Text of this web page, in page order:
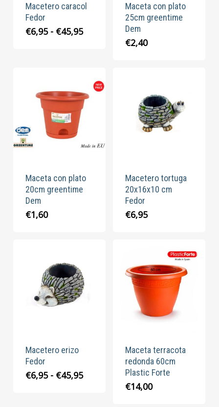
Macetero caracol
Fedor
€6,95 - €45,95Rango
hasta
€45,95
Maceta con plato
25cm greentime
Dem
€2,40
Maceta con plato
20cm greentime
Dem
€1,60
Macetero tortuga
20x16x10 cm
Fedor
€6,95
Macetero erizo
Fedor
€6,95 - €45,95Rango
Maceta terracota
redonda 60cm
Plastic Forte
€14,00